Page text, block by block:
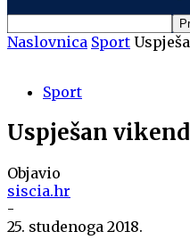
Naslovnica Sport
Sport
Uspješan
Objavio
siscia.hr
-
25. studenoga 2018.